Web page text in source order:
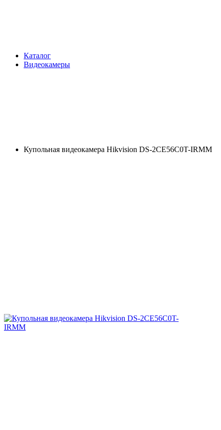
Каталог
Видеокамеры
Купольная видеокамера Hikvision DS-2CE56C0T-IRMM